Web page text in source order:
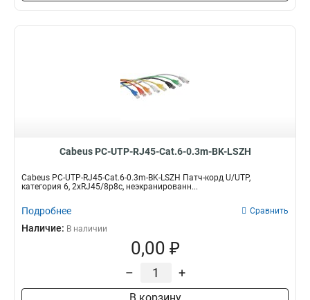
Cabeus PC-UTP-RJ45-Cat.6-0.3m-BK-LSZH
Cabeus PC-UTP-RJ45-Cat.6-0.3m-BK-LSZH Патч-корд U/UTP,
категория 6, 2xRJ45/8p8c, неэкранированн...
Подробнее Сравнить
Наличие: В наличии
0,00 ₽
– +